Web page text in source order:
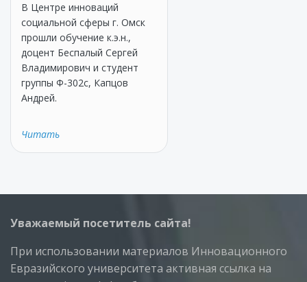
В Центре инноваций
социальной сферы г. Омск
прошли обучение к.э.н.,
доцент Беспалый Сергей
Владимирович и студент
группы Ф-302с, Капцов
Андрей.
Читать
Уважаемый посетитель сайта!
При использовании материалов Инновационного
Евразийского университета активная ссылка на